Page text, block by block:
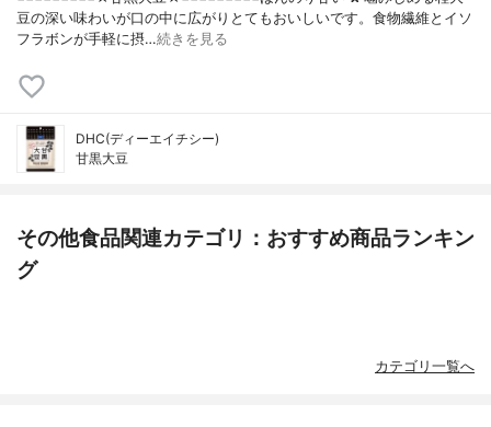
豆の深い味わいが口の中に広がりとてもおいしいです。食物繊維とイソ
フラボンが手軽に摂…続きを見る
DHC(ディーエイチシー)
甘黒大豆
その他食品関連カテゴリ：おすすめ商品ランキン
グ
カテゴリ一覧へ